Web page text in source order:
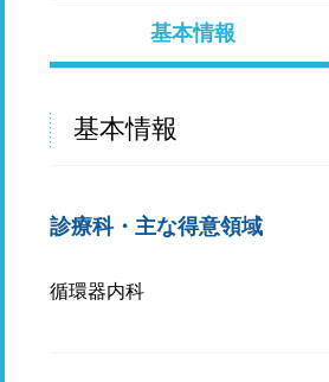
基本情報
基本情報
診療科・主な得意領域
循環器内科